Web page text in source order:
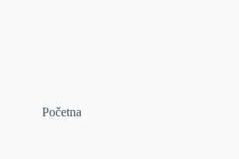
Početna